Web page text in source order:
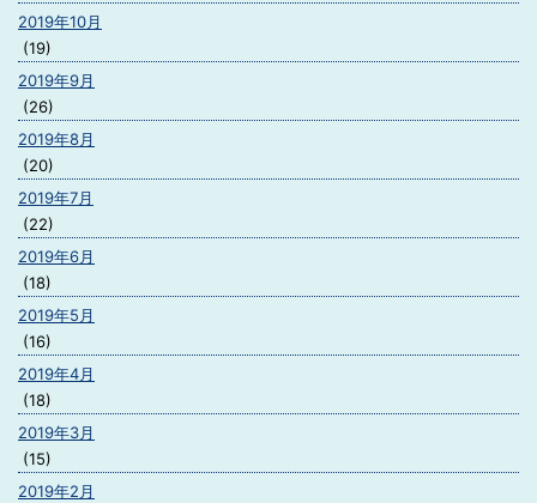
2019年10月
(19)
2019年9月
(26)
2019年8月
(20)
2019年7月
(22)
2019年6月
(18)
2019年5月
(16)
2019年4月
(18)
2019年3月
(15)
2019年2月